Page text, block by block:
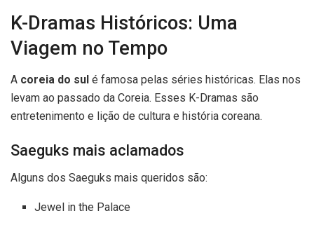
K-Dramas Históricos: Uma
Viagem no Tempo
A coreia do sul é famosa pelas séries históricas. Elas nos
levam ao passado da Coreia. Esses K-Dramas são
entretenimento e lição de cultura e história coreana.
Saeguks mais aclamados
Alguns dos Saeguks mais queridos são:
Jewel in the Palace